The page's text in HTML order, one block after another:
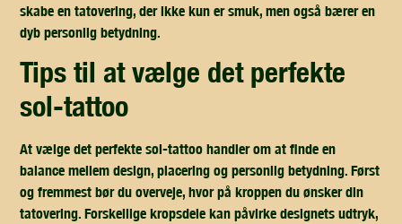
skabe en tatovering, der ikke kun er smuk, men også bærer en
dyb personlig betydning.
tips til at vælge det perfekte
sol-tattoo
At vælge det perfekte sol-tattoo handler om at finde en
balance mellem design, placering og personlig betydning. Først
og fremmest bør du overveje, hvor på kroppen du ønsker din
tatovering. Forskellige kropsdele kan påvirke designets udtryk,